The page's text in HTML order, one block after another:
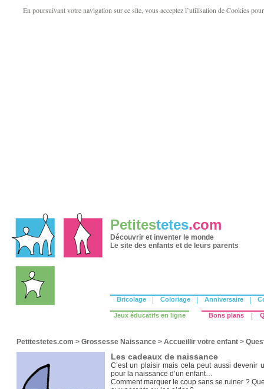
En poursuivant votre navigation sur ce site, vous acceptez l’utilisation de Cookies
Petitestetes.com
Découvrir et inventer le monde
Le site des enfants et de leurs parents
Bricolage Coloriage Anniversaire
Jeux éducatifs en ligne Bons plans
Petitestetes.com > Grossesse Naissance > Accueillir votre enfant >
Les cadeaux de naissance
C’est un plaisir mais cela peut aussi devenir
pour la naissance d’un enfant…
Comment marquer le coup sans se ruiner ?